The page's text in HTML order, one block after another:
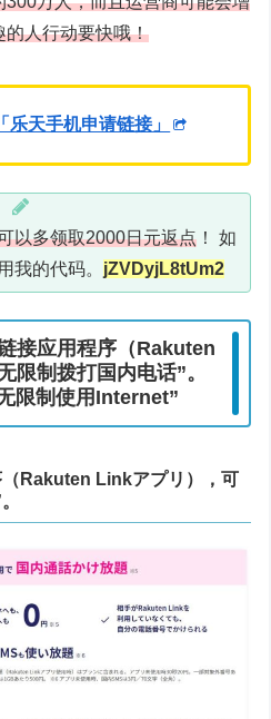
的人行动要快哦！
「乐天手机申请链接」
以多领取2000日元返点 ！ 如
我的代码。 jZVDyjL8tUm2
接应用程序（Rakuten
限制拨打国内电话”。
限制使用Internet”
Rakuten Linkアプリ），可